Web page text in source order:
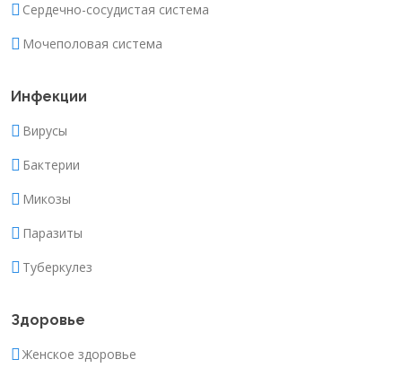
Сердечно-сосудистая система
Мочеполовая система
Инфекции
Вирусы
Бактерии
Микозы
Паразиты
Туберкулез
Здоровье
Женское здоровье